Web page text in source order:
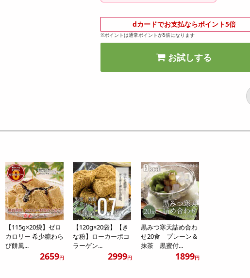
dカードでお支払ならポイント5倍
※ポイントは通常ポイントが5倍になります
お試しする
【115g×20袋】ゼロ
カロリー 希少糖わら
び餅風...
2659円
【120g×20袋】【き
な粉】ローカーボコ
ラーゲン...
2999円
黒みつ寒天詰め合わ
せ20食 プレーン＆
抹茶 黒蜜付...
1899円